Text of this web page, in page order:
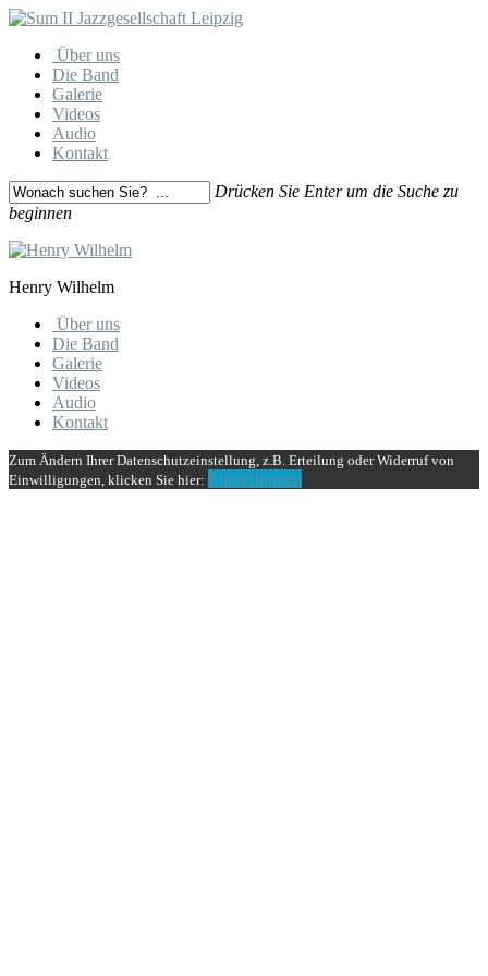
Skip
main
content
Menu
Über uns
Die Band
Galerie
Videos
Audio
Kontakt
Drücken Sie Enter um die Suche zu
beginnen
Search
Henry Wilhelm
Close
Menu
Über uns
Die Band
Galerie
Videos
Audio
Kontakt
Zum Ändern Ihrer Datenschutzeinstellung, z.B. Erteilung oder Widerruf von
Einwilligungen, klicken Sie hier: Einstellungen